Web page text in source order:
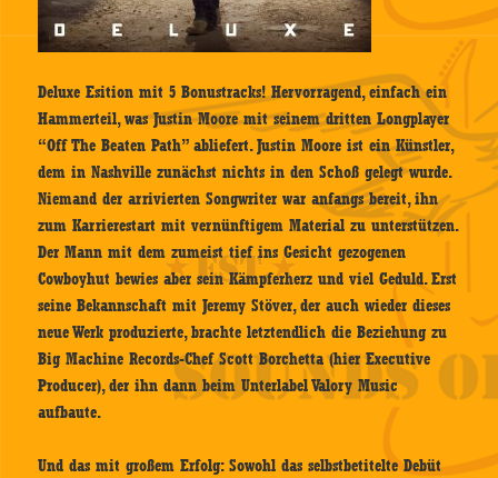
Deluxe Esition mit 5 Bonustracks! Hervorragend, einfach ein
Hammerteil, was Justin Moore mit seinem dritten Longplayer
“Off The Beaten Path” abliefert. Justin Moore ist ein Künstler,
dem in Nashville zunächst nichts in den Schoß gelegt wurde.
Niemand der arrivierten Songwriter war anfangs bereit, ihn
zum Karrierestart mit vernünftigem Material zu unterstützen.
Der Mann mit dem zumeist tief ins Gesicht gezogenen
Cowboyhut bewies aber sein Kämpferherz und viel Geduld. Erst
seine Bekannschaft mit Jeremy Stöver, der auch wieder dieses
neue Werk produzierte, brachte letztendlich die Beziehung zu
Big Machine Records-Chef Scott Borchetta (hier Executive
Producer), der ihn dann beim Unterlabel Valory Music
aufbaute.
Und das mit großem Erfolg: Sowohl das selbstbetitelte Debüt